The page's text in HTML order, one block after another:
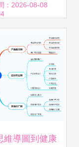
益全返系統
：2026-08-08
維導圖到健康